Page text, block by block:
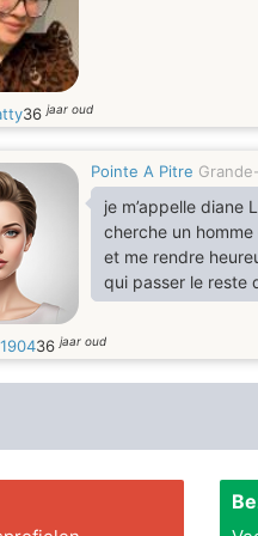
36jaar oud
Pointe A Pitre
je m’appelle diane
cherche un
et me rendre
qui passer le reste
36jaar oud